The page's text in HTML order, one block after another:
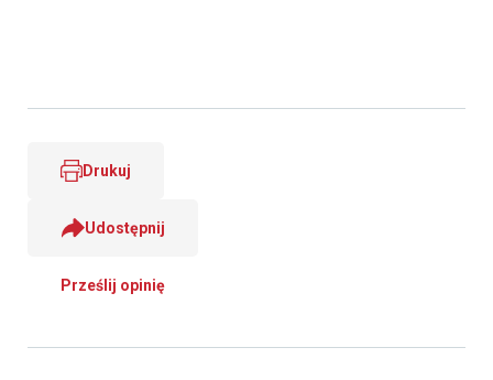
Drukuj
Udostępnij
Prześlij opinię